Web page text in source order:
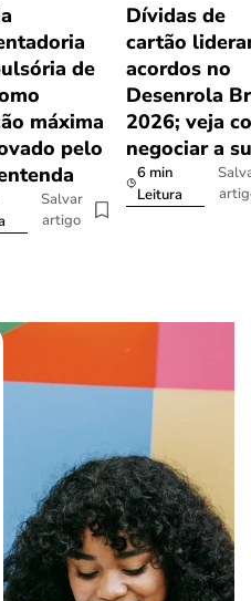
de
máxima
pelo
Salvar
artigo
Dívidas de
cartão
acordos no
Desenrola
2026; veja
negociar a
6 min
Leitura